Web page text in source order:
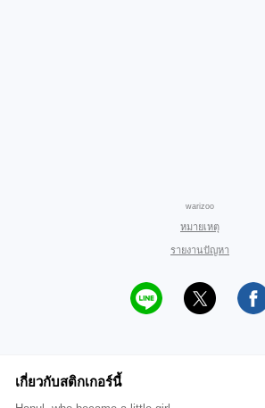
warizoo
หมายเหตุ
รายงานปัญหา
เกี่ยวกับสติกเกอร์นี้